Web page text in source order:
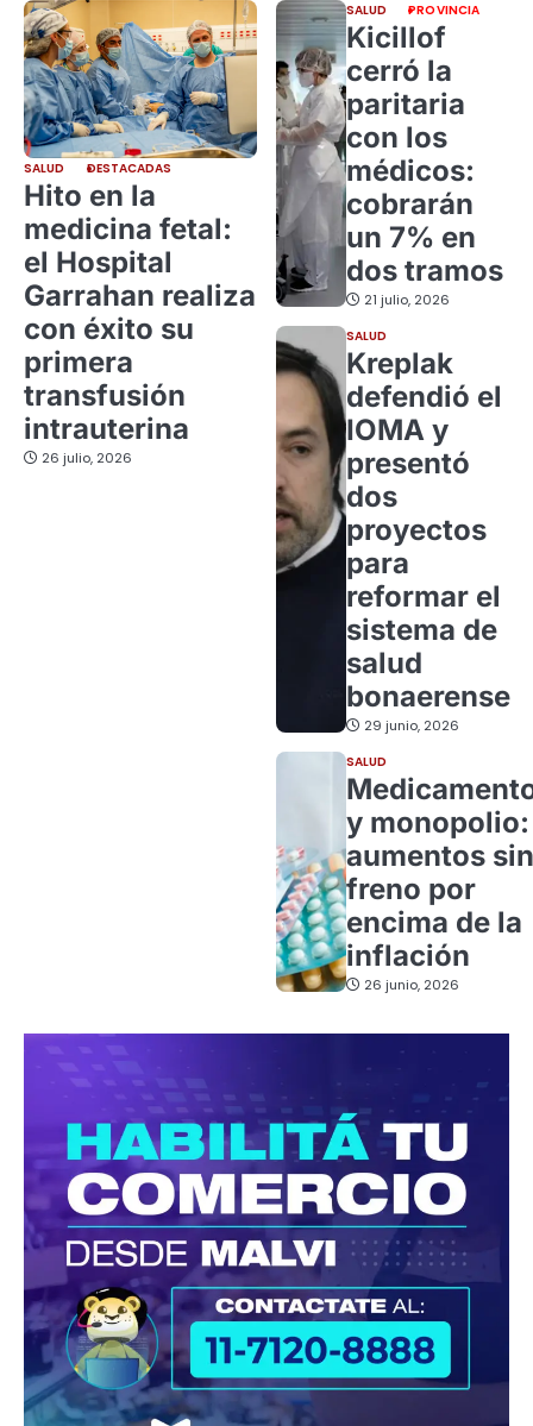
SALUD DESTACADAS
Hito en la
medicina fetal:
el Hospital
Garrahan realiza
con éxito su
primera
transfusión
intrauterina
26 julio, 2026
SALUD PROVINCIA
Kicillof
cerró la
paritaria
con los
médicos:
cobrarán
un 7% en
dos tramos
21 julio, 2026
SALUD
Kreplak
defendió el
IOMA y
presentó
dos
proyectos
para
reformar el
sistema de
salud
bonaerense
29 junio, 2026
SALUD
y monopolio:
aumentos sin
freno por
encima de la
inflación
26 junio, 2026